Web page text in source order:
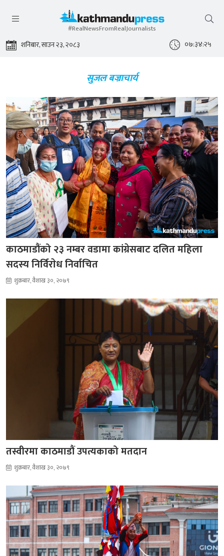
#RealNewsFromRealJournalists
शनिबार, साउन २३, २०८३ ०७:३४:२६
सुजल बज्राचार्य
काठमाडौंको २३ नम्बर वडामा कांग्रेसबाट दलित महिला
सदस्य निर्विराेध निर्वाचित
शुक्रबार, वैशाख ३०, २०७९
तस्वीरमा काठमाडौं उपत्यकाको मतदान
शुक्रबार, वैशाख ३०, २०७९